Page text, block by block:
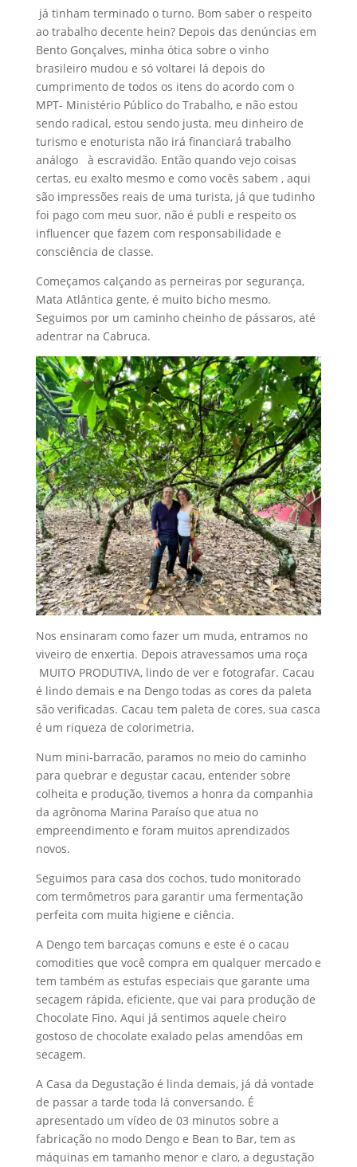
já tinham terminado o turno. Bom saber o respeito
ao trabalho decente hein? Depois das denúncias em
Bento Gonçalves, minha ótica sobre o vinho
brasileiro mudou e só voltarei lá depois do
cumprimento de todos os itens do acordo com o
MPT- Ministério Público do Trabalho, e não estou
sendo radical, estou sendo justa, meu dinheiro de
turismo e enoturista não irá financiará trabalho
análogo à escravidão. Então quando vejo coisas
certas, eu exalto mesmo e como vocês sabem , aqui
são impressões reais de uma turista, já que tudinho
foi pago com meu suor, não é publi e respeito os
influencer que fazem com responsabilidade e
consciência de classe.
Começamos calçando as perneiras por segurança,
Mata Atlântica gente, é muito bicho mesmo.
Seguimos por um caminho cheinho de pássaros, até
adentrar na Cabruca.
Nos ensinaram como fazer um muda, entramos no
viveiro de enxertia. Depois atravessamos uma roça
MUITO PRODUTIVA, lindo de ver e fotografar. Cacau
é lindo demais e na Dengo todas as cores da paleta
são verificadas. Cacau tem paleta de cores, sua casca
é um riqueza de colorimetria.
Num mini-barracão, paramos no meio do caminho
para quebrar e degustar cacau, entender sobre
colheita e produção, tivemos a honra da companhia
da agrônoma Marina Paraíso que atua no
empreendimento e foram muitos aprendizados
novos.
Seguimos para casa dos cochos, tudo monitorado
com termômetros para garantir uma fermentação
perfeita com muita higiene e ciência.
A Dengo tem barcaças comuns e este é o cacau
comodities que você compra em qualquer mercado e
tem também as estufas especiais que garante uma
secagem rápida, eficiente, que vai para produção de
Chocolate Fino. Aqui já sentimos aquele cheiro
gostoso de chocolate exalado pelas amendôas em
secagem.
A Casa da Degustação é linda demais, já dá vontade
de passar a tarde toda lá conversando. É
apresentado um vídeo de 03 minutos sobre a
fabricação no modo Dengo e Bean to Bar, tem as
máquinas em tamanho menor e claro, a degustação